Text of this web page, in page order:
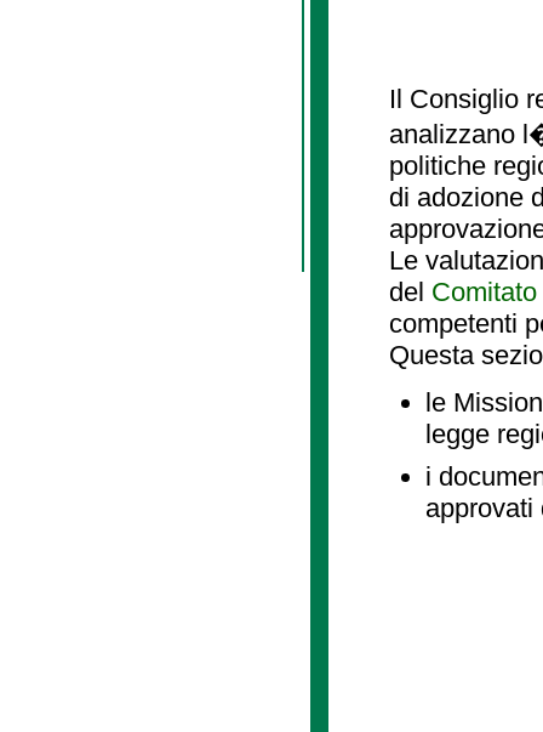
Il Consiglio
analizzano
politiche
di adozione
Le
del
competenti
Questa
le
legge
i
approvati